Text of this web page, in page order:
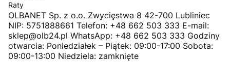
Raty
OLBANET Sp. z o.o. Zwycięstwa 8 42-700 Lubliniec
NIP: 5751888661 Telefon: +48 662 503 333 E-mail:
sklep@olb24.pl WhatsApp: +48 662 503 333 Godziny
otwarcia: Poniedziałek – Piątek: 09:00-17:00 Sobota:
09:00-13:00 Niedziela: zamknięte